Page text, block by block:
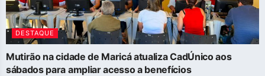
DESTAQUE
Mutirão na cidade de Maricá atualiza CadÚnico aos
sábados para ampliar acesso a benefícios